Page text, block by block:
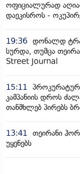
ოფიციალურად
დაეკისროს -
19:36 დონალდ
სურდა, თუმცა
Street Journal
15:11
კამპანიის დროს
თანმხლებ პირებს
13:41 თეირანი
უყენებს